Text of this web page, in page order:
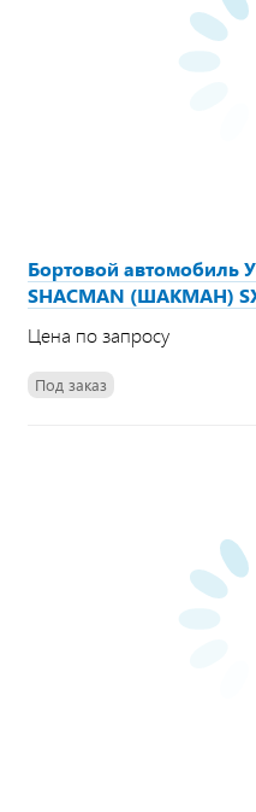
Бортовой автомобиль
SHACMAN (ШАКМАН)
Цена по запросу
Под заказ